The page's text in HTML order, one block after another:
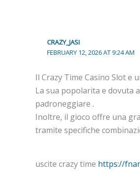
CRAZY_JASI
FEBRUARY 12, 2026 AT 9:24 AM
Il Crazy Time Casino Slot e
La sua popolarita e dovuta
padroneggiare .
Inoltre, il gioco offre una
tramite specifiche
uscite crazy time https://